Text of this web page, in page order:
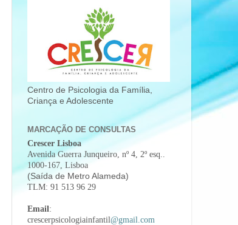
Centro de Psicologia da Família,
Criança e Adolescente
MARCAÇÃO DE CONSULTAS
Crescer Lisboa
Avenida Guerra Junqueiro, nº 4, 2º esq..
1000-167, Lisboa
(Saída de Metro Alameda)
TLM: 91 513 96 29
Email:
crescerpsicologiainfantil@gmail.com